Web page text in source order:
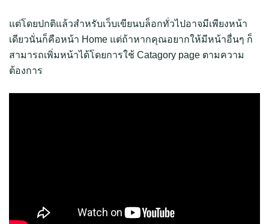
แต่โดยปกติแล้วสำหรับเว็บเขียนบล็อกทั่วไปอาจมีเพียงหน้า
เดียวนั่นก็คือหน้า Home แต่ถ้าหากคุณอยากให้มีหน้าอื่นๆ ก็
สามารถเพิ่มหน้าได้โดยการใช้ Catagory page ตามความ
ต้องการ